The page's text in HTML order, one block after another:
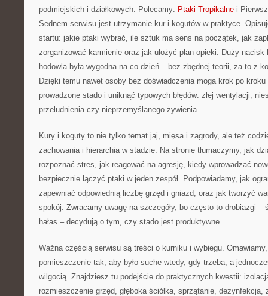
podmiejskich i działkowych. Polecamy: Ptaki Tropikalne i
Sednem serwisu jest utrzymanie kur i kogutów w praktyce.
startu: jakie ptaki wybrać, ile sztuk ma sens na początek, jak
zorganizować karmienie oraz jak ułożyć plan opieki. Duży nacisk
hodowla była wygodna na co dzień – bez zbędnej teorii, za to z
Dzięki temu nawet osoby bez doświadczenia mogą krok po kroku
prowadzone stado i uniknąć typowych błędów: złej wentylacji,
przeludnienia czy nieprzemyślanego żywienia.
Kury i koguty to nie tylko temat jaj, mięsa i zagrody, ale też
zachowania i hierarchia w stadzie. Na stronie tłumaczymy, jak
rozpoznać stres, jak reagować na agresję, kiedy wprowadzać
bezpiecznie łączyć ptaki w jeden zespół. Podpowiadamy, jak
zapewniać odpowiednią liczbę grzęd i gniazd, oraz jak tworzyć
spokój. Zwracamy uwagę na szczegóły, bo często to drobiazgi –
hałas – decydują o tym, czy stado jest produktywne.
Ważną częścią serwisu są treści o kurniku i wybiegu.
pomieszczenie tak, aby było suche wtedy, gdy trzeba, a
wilgocią. Znajdziesz tu podejście do praktycznych kwestii:
rozmieszczenie grzęd, głęboka ściółka, sprzątanie, dezynfekcja,